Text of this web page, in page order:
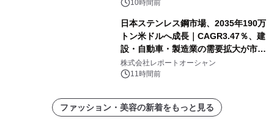
10時間前
日本ステンレス鋼市場、2035年190万
トン米ドルへ成長｜CAGR3.47％、建
設・自動車・製造業の需要拡大が市場
を牽引
株式会社レポートオーシャン
11時間前
ファッション・美容の新着をもっと見る